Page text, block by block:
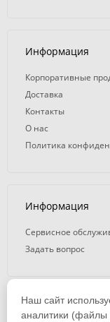
Информация
Корпоративные
Доставка
Контакты
О нас
Политика
Информация
Сервисное
Задать вопрос
© 2008 — 2026. ООО «ТК
Наш сайт
аналитики